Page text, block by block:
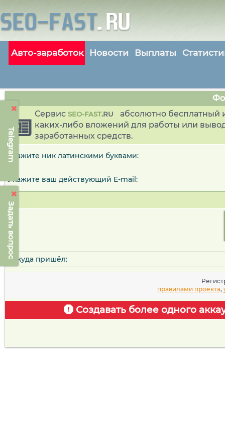
Telegram
Задать вопрос
Авто-заработок Новости Выплаты
Сервис SEO-FAST.RU
абсолютно бесплатный
каких-либо вложений для работы или
заработанных средств.
Укажите ник латинскими буквами:
Укажите ваш действующий E-mail:
Откуда пришёл:
правилами проекта,
Создавать более одного